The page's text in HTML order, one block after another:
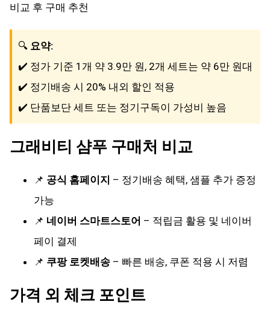
비교 후 구매 추천
🔍 요약:
✔️ 정가 기준 1개 약 3.9만 원, 2개 세트는 약 6만 원대
✔️ 정기배송 시 20% 내외 할인 적용
✔️ 단품보단 세트 또는 정기구독이 가성비 높음
그래비티 샴푸 구매처 비교
📌 공식 홈페이지 – 정기배송 혜택, 샘플 추가 증정
가능
📌 네이버 스마트스토어 – 적립금 활용 및 네이버
페이 결제
📌 쿠팡 로켓배송 – 빠른 배송, 쿠폰 적용 시 저렴
가격 외 체크 포인트